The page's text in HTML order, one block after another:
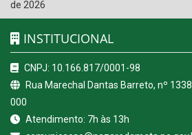
de 2026
INSTITUCIONAL
CNPJ: 10.166.817/0001-98
Rua Marechal Dantas Barreto, nº
000
Atendimento: 7h às 13h